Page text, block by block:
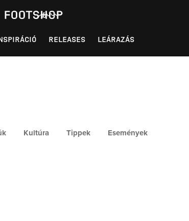
RELEASES LEÁRAZÁS
Kultúra Tippek Események